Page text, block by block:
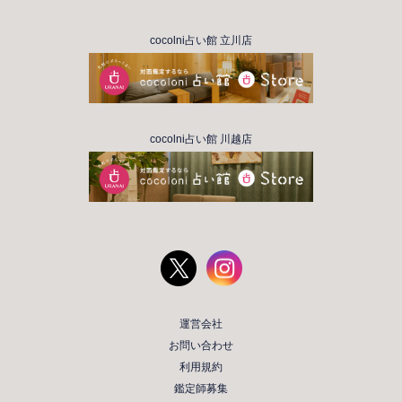
cocolni占い館 立川店
cocolni占い館 川越店
運営会社
お問い合わせ
利用規約
鑑定師募集